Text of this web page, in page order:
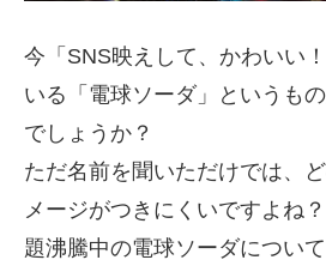
今「SNS映えして、かわいい
いる「電球ソーダ」というも
でしょうか？
ただ名前を聞いただけでは、
メージがつきにくいですよね
題沸騰中の電球ソーダについ